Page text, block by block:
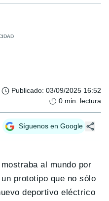
Publicado: 03/09/2025 16:52
0 min. lectura
Síguenos en Google
al mundo por
prototipo que no sólo
deportivo eléctrico